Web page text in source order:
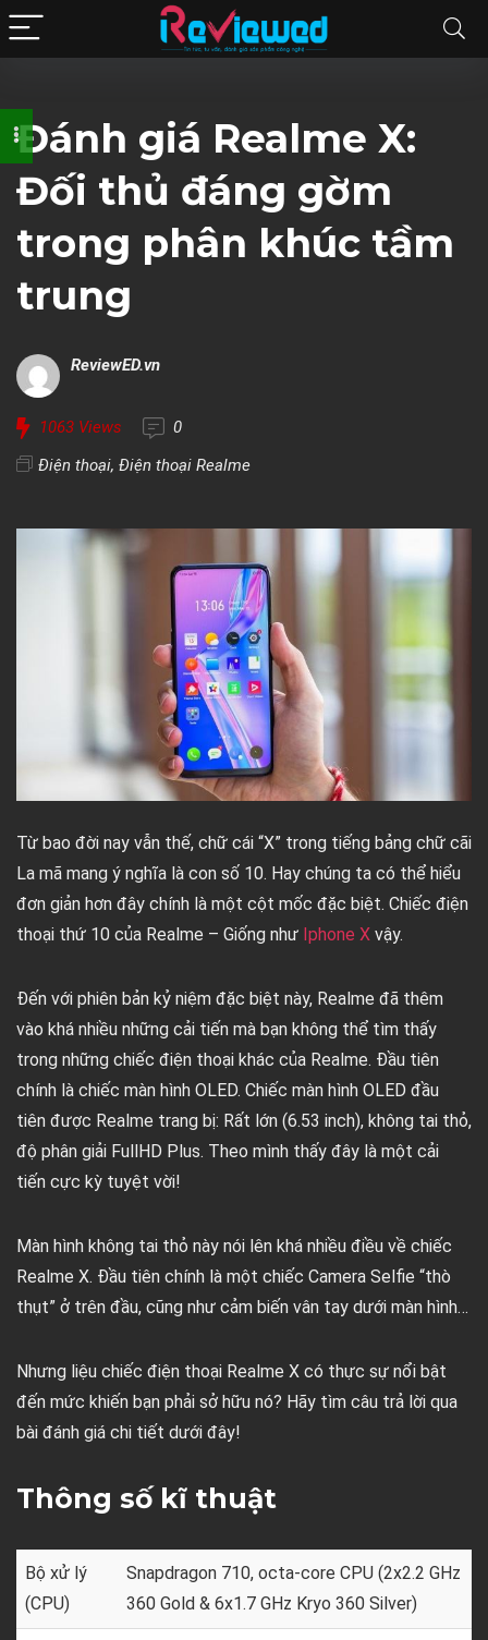
Đánh giá Realme X:
Đối thủ đáng gờm
trong phân khúc tầm
trung
ReviewED.vn
1063 Views
0
Điện thoại, Điện thoại Realme
Từ bao đời nay vẫn thế, chữ cái “X” trong tiếng bảng chữ cãi
La mã mang ý nghĩa là con số 10. Hay chúng ta có thể hiểu
đơn giản hơn đây chính là một cột mốc đặc biệt. Chiếc điện
thoại thứ 10 của Realme – Giống như Iphone X vậy.
Đến với phiên bản kỷ niệm đặc biệt này, Realme đã thêm
vào khá nhiều những cải tiến mà bạn không thể tìm thấy
trong những chiếc điện thoại khác của Realme. Đầu tiên
chính là chiếc màn hình OLED. Chiếc màn hình OLED đầu
tiên được Realme trang bị: Rất lớn (6.53 inch), không tai thỏ,
độ phân giải FullHD Plus. Theo mình thấy đây là một cải
tiến cực kỳ tuyệt vời!
Màn hình không tai thỏ này nói lên khá nhiều điều về chiếc
Realme X. Đầu tiên chính là một chiếc Camera Selfie “thò
thụt” ở trên đầu, cũng như cảm biến vân tay dưới màn hình…
Nhưng liệu chiếc điện thoại Realme X có thực sự nổi bật
đến mức khiến bạn phải sở hữu nó? Hãy tìm câu trả lời qua
bài đánh giá chi tiết dưới đây!
Thông số kĩ thuật
Bộ xử lý
(CPU)
Snapdragon 710, octa-core CPU (2x2.2 GHz
360 Gold & 6x1.7 GHz Kryo 360 Silver)